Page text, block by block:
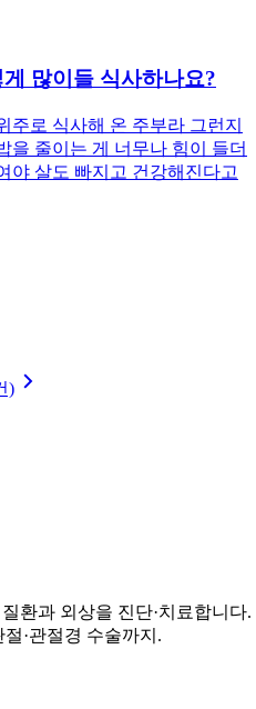
많이들 식사하나요?
주로 식사해 온 주부라 그런지
을 줄이는 게 너무나 힘이 들더
야 살도 빠지고 건강해진다고
)
환과 외상을 진단·치료합니다.
·관절경 수술까지.